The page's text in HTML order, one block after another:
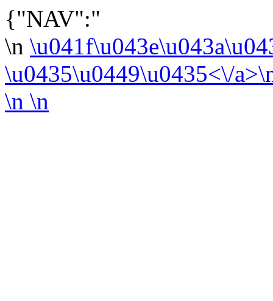
{"NAV":"
\n
\u0435\u0449\u0435<\/
\n \n